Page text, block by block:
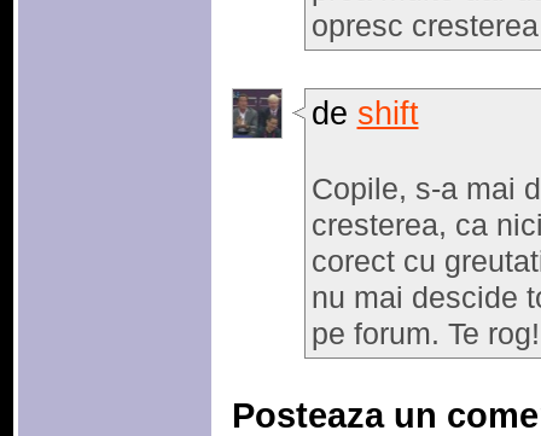
opresc
de shift
Copile, s-a mai
cresterea, ca
corect cu
nu mai descide
pe forum. Te rog!
Posteaza un